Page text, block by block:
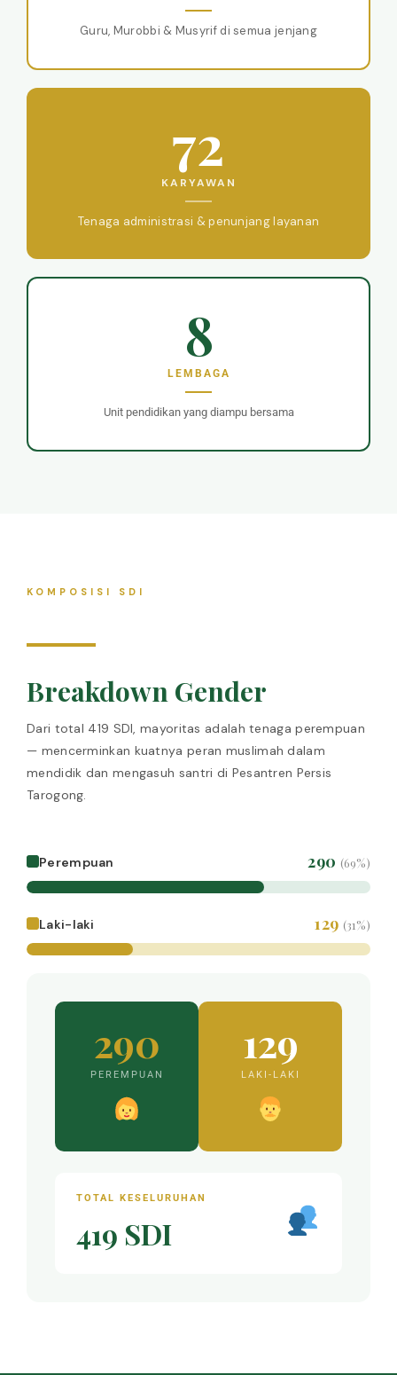
Guru, Murobbi & Musyrif di semua jenjang
72
KARYAWAN
Tenaga administrasi & penunjang layanan
8
LEMBAGA
Unit pendidikan yang diampu bersama
KOMPOSISI SDI
Breakdown Gender
Dari total 419 SDI, mayoritas adalah tenaga perempuan
— mencerminkan kuatnya peran muslimah dalam
mendidik dan mengasuh santri di Pesantren Persis
Tarogong.
Perempuan 290 (69%)
Laki-laki 129 (31%)
290
PEREMPUAN
129
LAKI-LAKI
TOTAL KESELURUHAN
419 SDI